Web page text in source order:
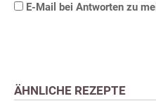
E-Mail bei Antworten zu
ÄHNLICHE REZEPTE